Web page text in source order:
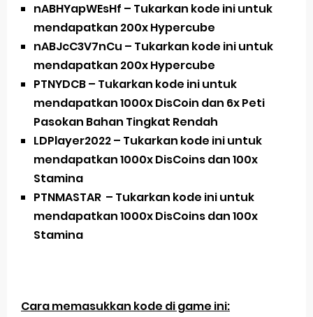
nABHYapWEsHf – Tukarkan kode ini untuk
mendapatkan 200x Hypercube
nABJcC3V7nCu – Tukarkan kode ini untuk
mendapatkan 200x Hypercube
PTNYDCB – Tukarkan kode ini untuk
mendapatkan 1000x DisCoin dan 6x Peti
Pasokan Bahan Tingkat Rendah
LDPlayer2022 – Tukarkan kode ini untuk
mendapatkan 1000x DisCoins dan 100x
Stamina
PTNMASTAR – Tukarkan kode ini untuk
mendapatkan 1000x DisCoins dan 100x
Stamina
Cara memasukkan kode di game ini: